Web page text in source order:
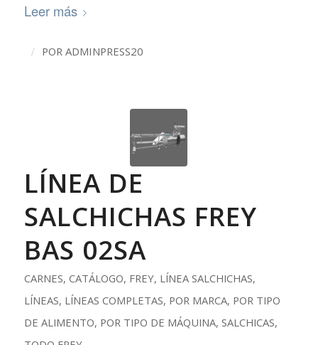
Leer más
/ POR ADMINPRESS20
LÍNEA DE
SALCHICHAS FREY
BAS 02SA
CARNES, CATÁLOGO, FREY, LÍNEA SALCHICHAS,
LÍNEAS, LÍNEAS COMPLETAS, POR MARCA, POR TIPO
DE ALIMENTO, POR TIPO DE MÁQUINA, SALCHICAS,